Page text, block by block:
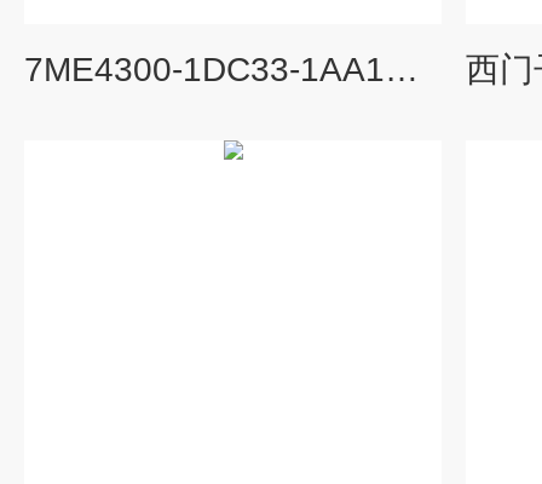
7ME4300-1DC33-1AA1西门子质量流量计